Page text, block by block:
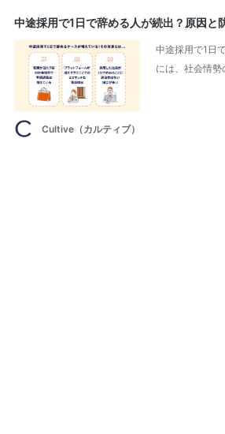
中途採用で1日で辞める人が続出？原因と
中途採用で1日
には、社会情
Cultive（カルティブ）